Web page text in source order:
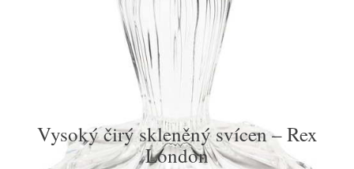
Vysoký čirý skleněný svícen – Rex
London